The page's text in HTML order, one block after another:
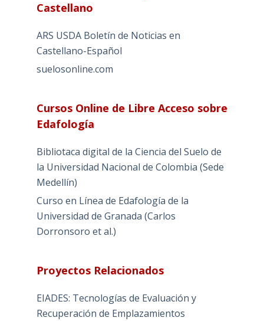
Castellano
ARS USDA Boletín de Noticias en
Castellano-Español
suelosonline.com
Cursos Online de Libre Acceso sobre
Edafología
Bibliotaca digital de la Ciencia del Suelo de
la Universidad Nacional de Colombia (Sede
Medellín)
Curso en Línea de Edafología de la
Universidad de Granada (Carlos
Dorronsoro et al.)
Proyectos Relacionados
EIADES: Tecnologías de Evaluación y
Recuperación de Emplazamientos